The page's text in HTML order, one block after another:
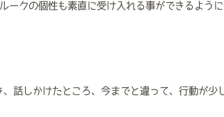
クの個性も素直に受け入れる事ができるように
話しかけたところ、今までと違って、行動が少